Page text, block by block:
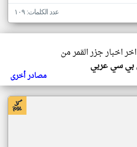
عدد الكلمات: ١٠٩
اخبار جزر القمر من
بي سي عربي
مصادر أخرى